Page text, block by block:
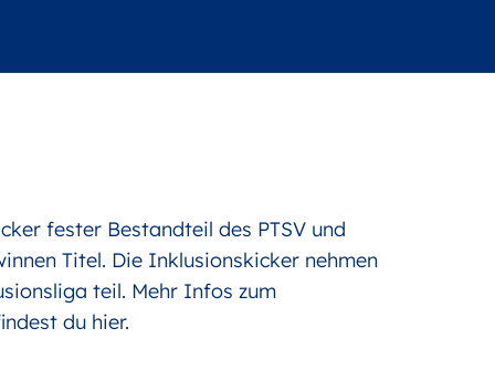
fester Bestandteil des PTSV und
Titel. Die Inklusionskicker nehmen
teil. Mehr Infos zum
du hier.